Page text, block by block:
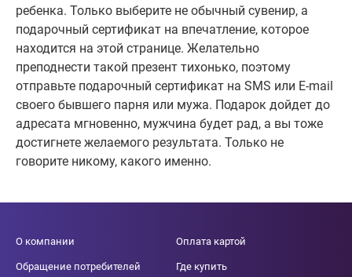
ребенка. Только выберите не обычный сувенир, а
подарочный сертификат на впечатление, которое
находится на этой странице. Желательно
преподнести такой презент тихонько, поэтому
отправьте подарочный сертификат на SMS или E-mail
своего бывшего парня или мужа. Подарок дойдет до
адресата мгновенно, мужчина будет рад, а вы тоже
достигнете желаемого результата. Только не
говорите никому, какого именно.
О компании
Обращение потребителей
Оплата картой
Где купить